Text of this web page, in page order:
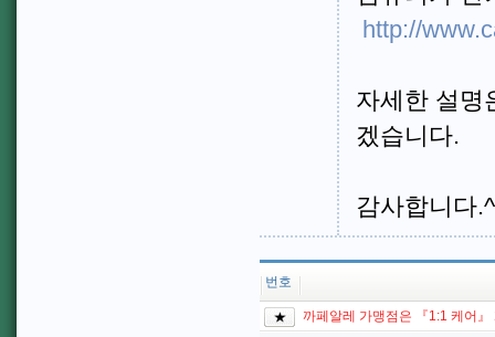
http://
자세한 설명
겠습니다.
감사합니다
번호
까페알레 가맹점은 『1:1 케어